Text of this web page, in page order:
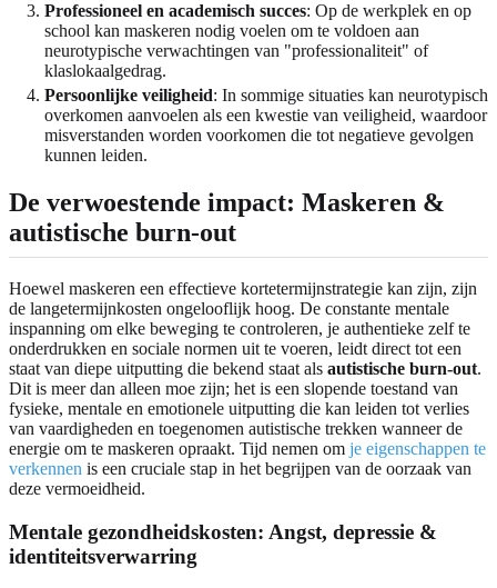
Professioneel en academisch succes: Op de werkplek en op
school kan maskeren nodig voelen om te voldoen aan
neurotypische verwachtingen van "professionaliteit" of
klaslokaalgedrag.
Persoonlijke veiligheid: In sommige situaties kan neurotypisch
overkomen aanvoelen als een kwestie van veiligheid, waardoor
misverstanden worden voorkomen die tot negatieve gevolgen
kunnen leiden.
De verwoestende impact: Maskeren &
autistische burn-out
Hoewel maskeren een effectieve kortetermijnstrategie kan zijn, zijn
de langetermijnkosten ongelooflijk hoog. De constante mentale
inspanning om elke beweging te controleren, je authentieke zelf te
onderdrukken en sociale normen uit te voeren, leidt direct tot een
staat van diepe uitputting die bekend staat als autistische burn-out.
Dit is meer dan alleen moe zijn; het is een slopende toestand van
fysieke, mentale en emotionele uitputting die kan leiden tot verlies
van vaardigheden en toegenomen autistische trekken wanneer de
energie om te maskeren opraakt. Tijd nemen om je eigenschappen te
verkennen is een cruciale stap in het begrijpen van de oorzaak van
deze vermoeidheid.
Mentale gezondheidskosten: Angst, depressie &
identiteitsverwarring